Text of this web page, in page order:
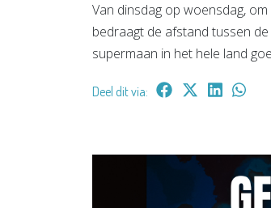
Van dinsdag op woensdag,
bedraagt de afstand tussen
supermaan in het hele land
Deel dit via: